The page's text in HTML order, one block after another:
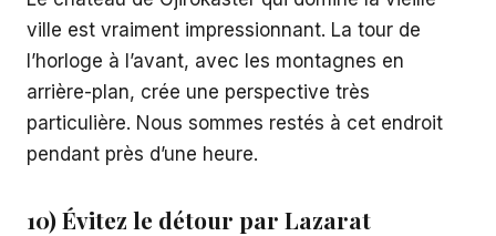
ville est vraiment impressionnant. La tour de
l’horloge à l’avant, avec les montagnes en
arrière-plan, crée une perspective très
particulière. Nous sommes restés à cet endroit
pendant près d’une heure.
10) Évitez le détour par Lazarat